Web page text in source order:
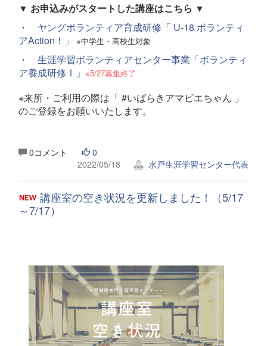
▼ お申込みがスタートした講座はこちら ▼
・ ヤングボランティア育成研修「 U-18 ボランティ
アAction！」
※中学生・高校生対象
・ 生涯学習ボランティアセンター事業「ボランティ
ア養成研修Ⅰ」 ※5/27募集終了
※来所・ご利用の際は「 #いばらきアマビエちゃん 」
のご登録をお願いいたします。
0コメント
0
2022/05/18
水戸生涯学習センター代表
講座室の空き状況を更新しました！（5/17
～7/17）